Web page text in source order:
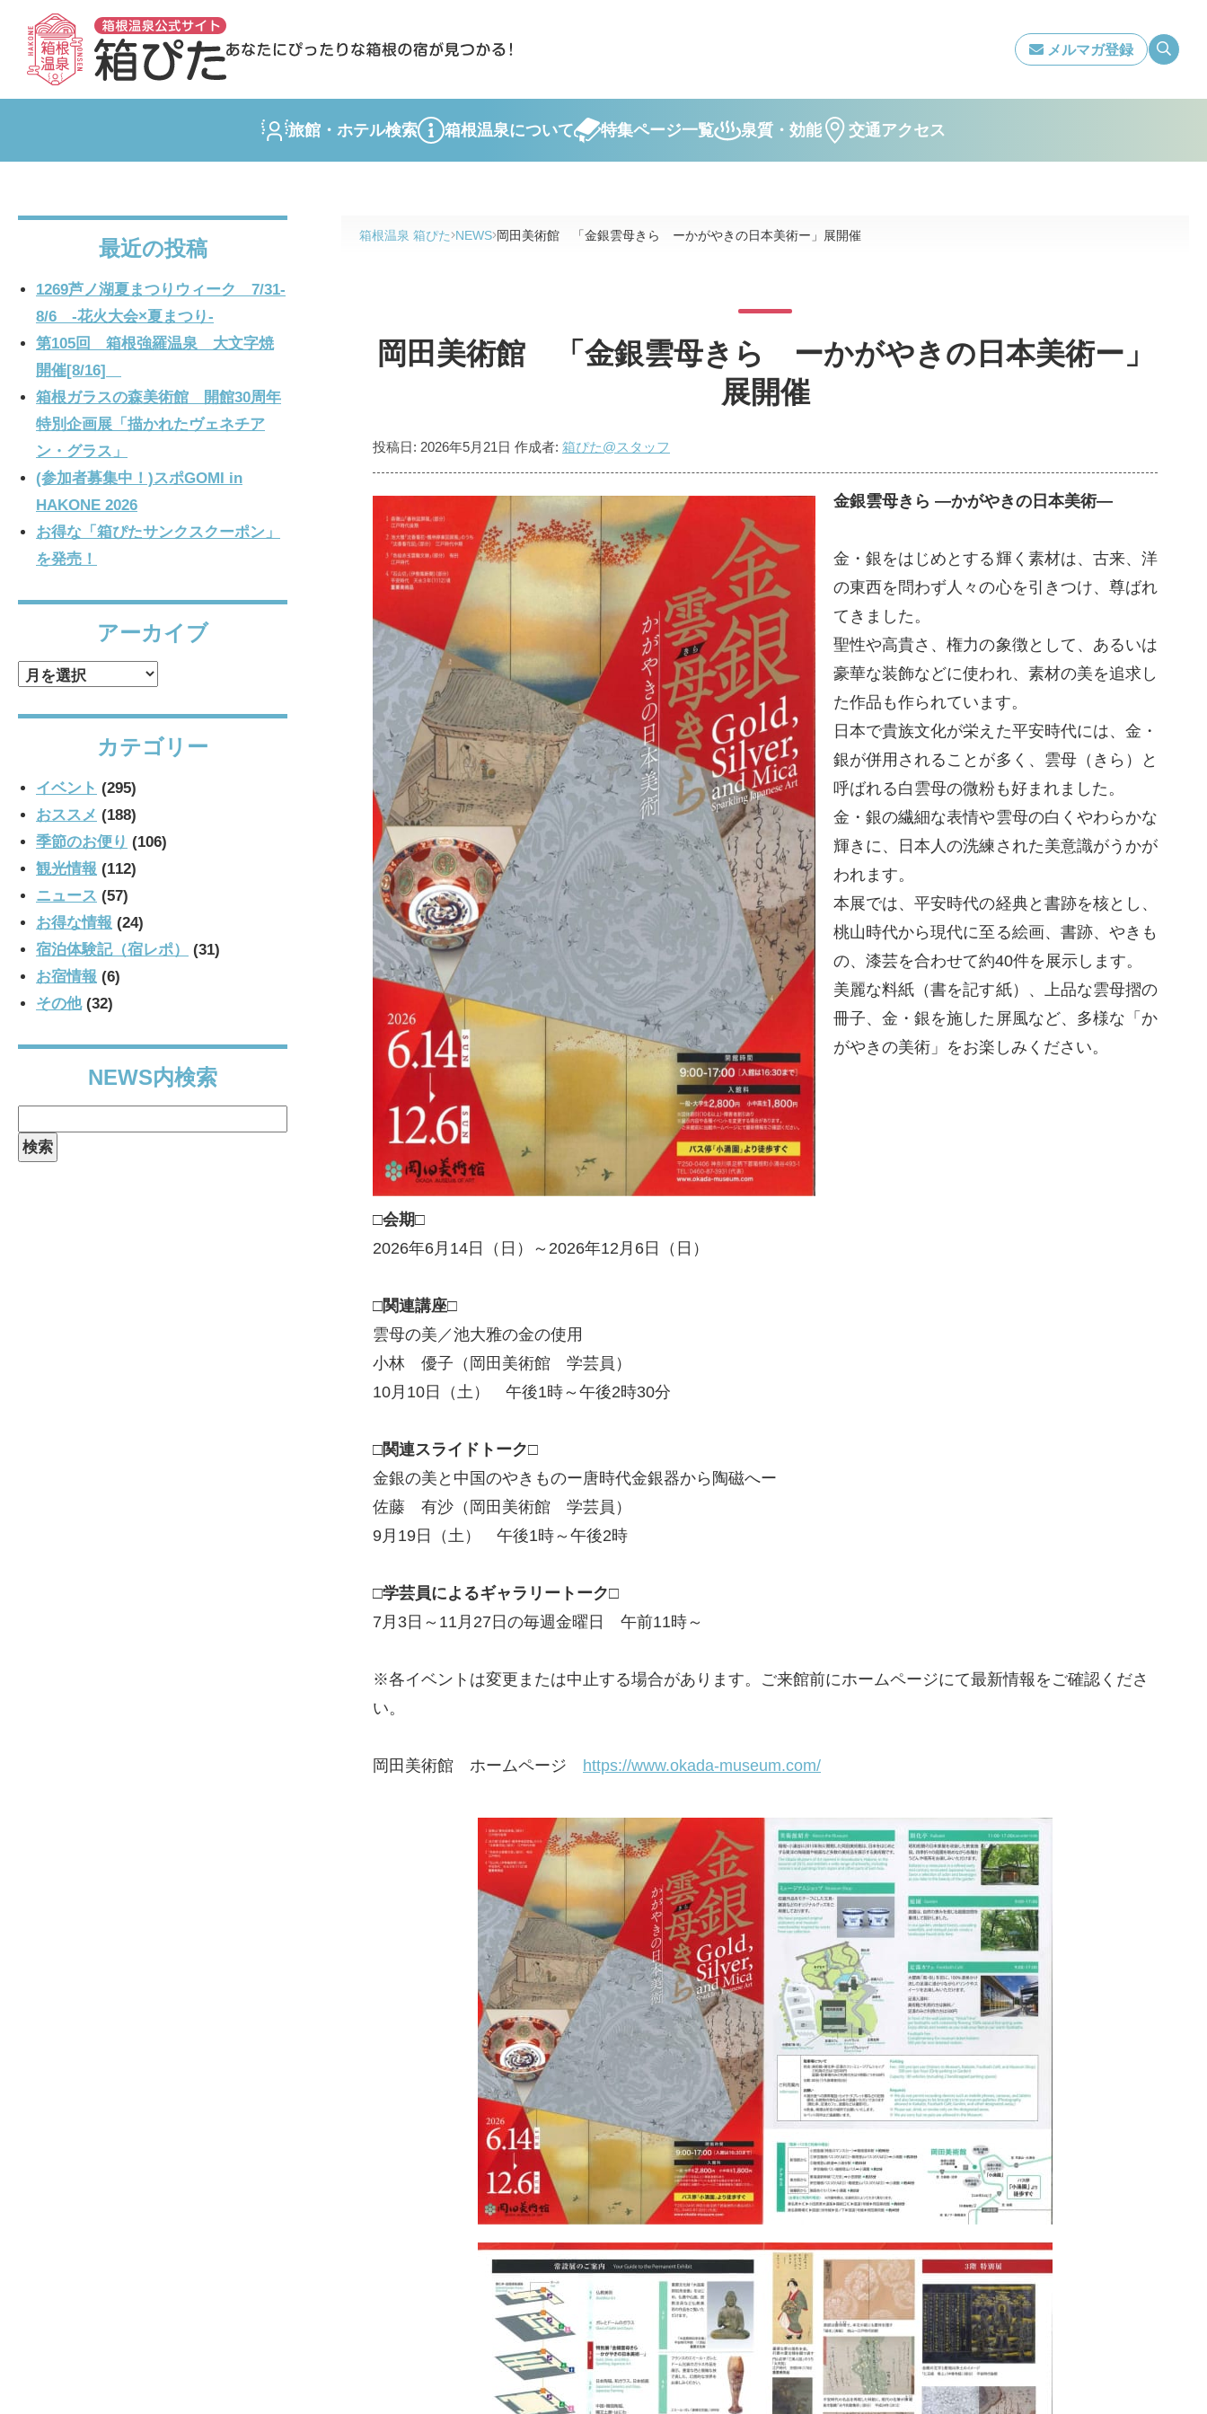
メルマガ登録
旅館・ホテル検索 箱根温泉について 特集ページ一覧 泉質・効能 交通アクセス
箱根温泉 箱ぴた NEWS 岡田美術館 「金銀雲母きら ーかがやきの日本美術ー」展開催
岡田美術館 「金銀雲母きら ーかがやきの日本美術ー」
展開催
投稿日: 2026年5月21日 作成者: 箱ぴた@スタッフ
金銀雲母きら ―かがやきの日本美術―
金・銀をはじめとする輝く素材は、古来、洋
の東西を問わず人々の心を引きつけ、尊ばれ
てきました。
聖性や高貴さ、権力の象徴として、あるいは
豪華な装飾などに使われ、素材の美を追求し
た作品も作られています。
日本で貴族文化が栄えた平安時代には、金・
銀が併用されることが多く、雲母（きら）と
呼ばれる白雲母の微粉も好まれました。
金・銀の繊細な表情や雲母の白くやわらかな
輝きに、日本人の洗練された美意識がうかが
われます。
本展では、平安時代の経典と書跡を核とし、
桃山時代から現代に至る絵画、書跡、やきも
の、漆芸を合わせて約40件を展示します。
美麗な料紙（書を記す紙）、上品な雲母摺の
冊子、金・銀を施した屏風など、多様な「か
がやきの美術」をお楽しみください。
□会期□
2026年6月14日（日）～2026年12月6日（日）
□関連講座□
雲母の美／池大雅の金の使用
小林 優子（岡田美術館 学芸員）
10月10日（土） 午後1時～午後2時30分
□関連スライドトーク□
金銀の美と中国のやきものー唐時代金銀器から陶磁へー
佐藤 有沙（岡田美術館 学芸員）
9月19日（土） 午後1時～午後2時
□学芸員によるギャラリートーク□
7月3日～11月27日の毎週金曜日 午前11時～
※各イベントは変更または中止する場合があります。ご来館前にホームページにて最新情報をご確認くださ
い。
岡田美術館 ホームページ https://www.okada-museum.com/
最近の投稿
1269芦ノ湖夏まつりウィーク 7/31-
8/6 -花火大会×夏まつり-
第105回 箱根強羅温泉 大文字焼
開催[8/16]
箱根ガラスの森美術館 開館30周年
特別企画展「描かれたヴェネチア
ン・グラス」
(参加者募集中！)スポGOMI in
HAKONE 2026
お得な「箱ぴたサンクスクーポン」
を発売！
アーカイブ
ア
カテゴリー
イベント (295)
おススメ (188)
季節のお便り (106)
観光情報 (112)
ニュース (57)
お得な情報 (24)
宿泊体験記（宿レポ）
(31)
お宿情報 (6)
その他(32)
NEWS内検索
索: